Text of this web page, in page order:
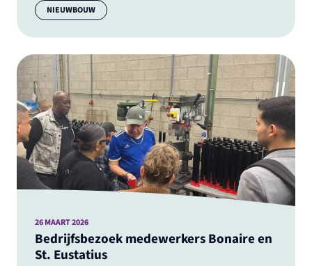
Categorie:
NIEUWBOUW
Bedrijfsbezoek medewerkers Bonaire en
St. Eustatius
26 MAART 2026